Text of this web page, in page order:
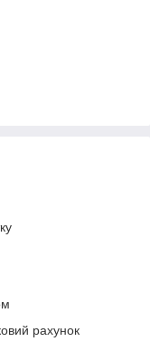
рахунок